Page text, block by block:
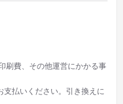
刷費、その他運営にかかる事
払いください。引き換えに